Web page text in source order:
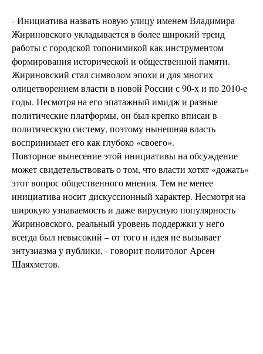
- Инициатива назвать новую улицу именем Владимира
Жириновского укладывается в более широкий тренд
работы с городской топонимикой как инструментом
формирования исторической и общественной памяти.
Жириновский стал символом эпохи и для многих
олицетворением власти в новой России с 90-х и по 2010-е
годы. Несмотря на его эпатажный имидж и разные
политические платформы, он был крепко вписан в
политическую систему, поэтому нынешняя власть
воспринимает его как глубоко «своего».
Повторное вынесение этой инициативы на обсуждение
может свидетельствовать о том, что власти хотят «дожать»
этот вопрос общественного мнения. Тем не менее
инициатива носит дискуссионный характер. Несмотря на
широкую узнаваемость и даже вирусную популярность
Жириновского, реальный уровень поддержки у него
всегда был невысокий – от того и идея не вызывает
энтузиазма у публики, - говорит политолог Арсен
Шаяхметов.